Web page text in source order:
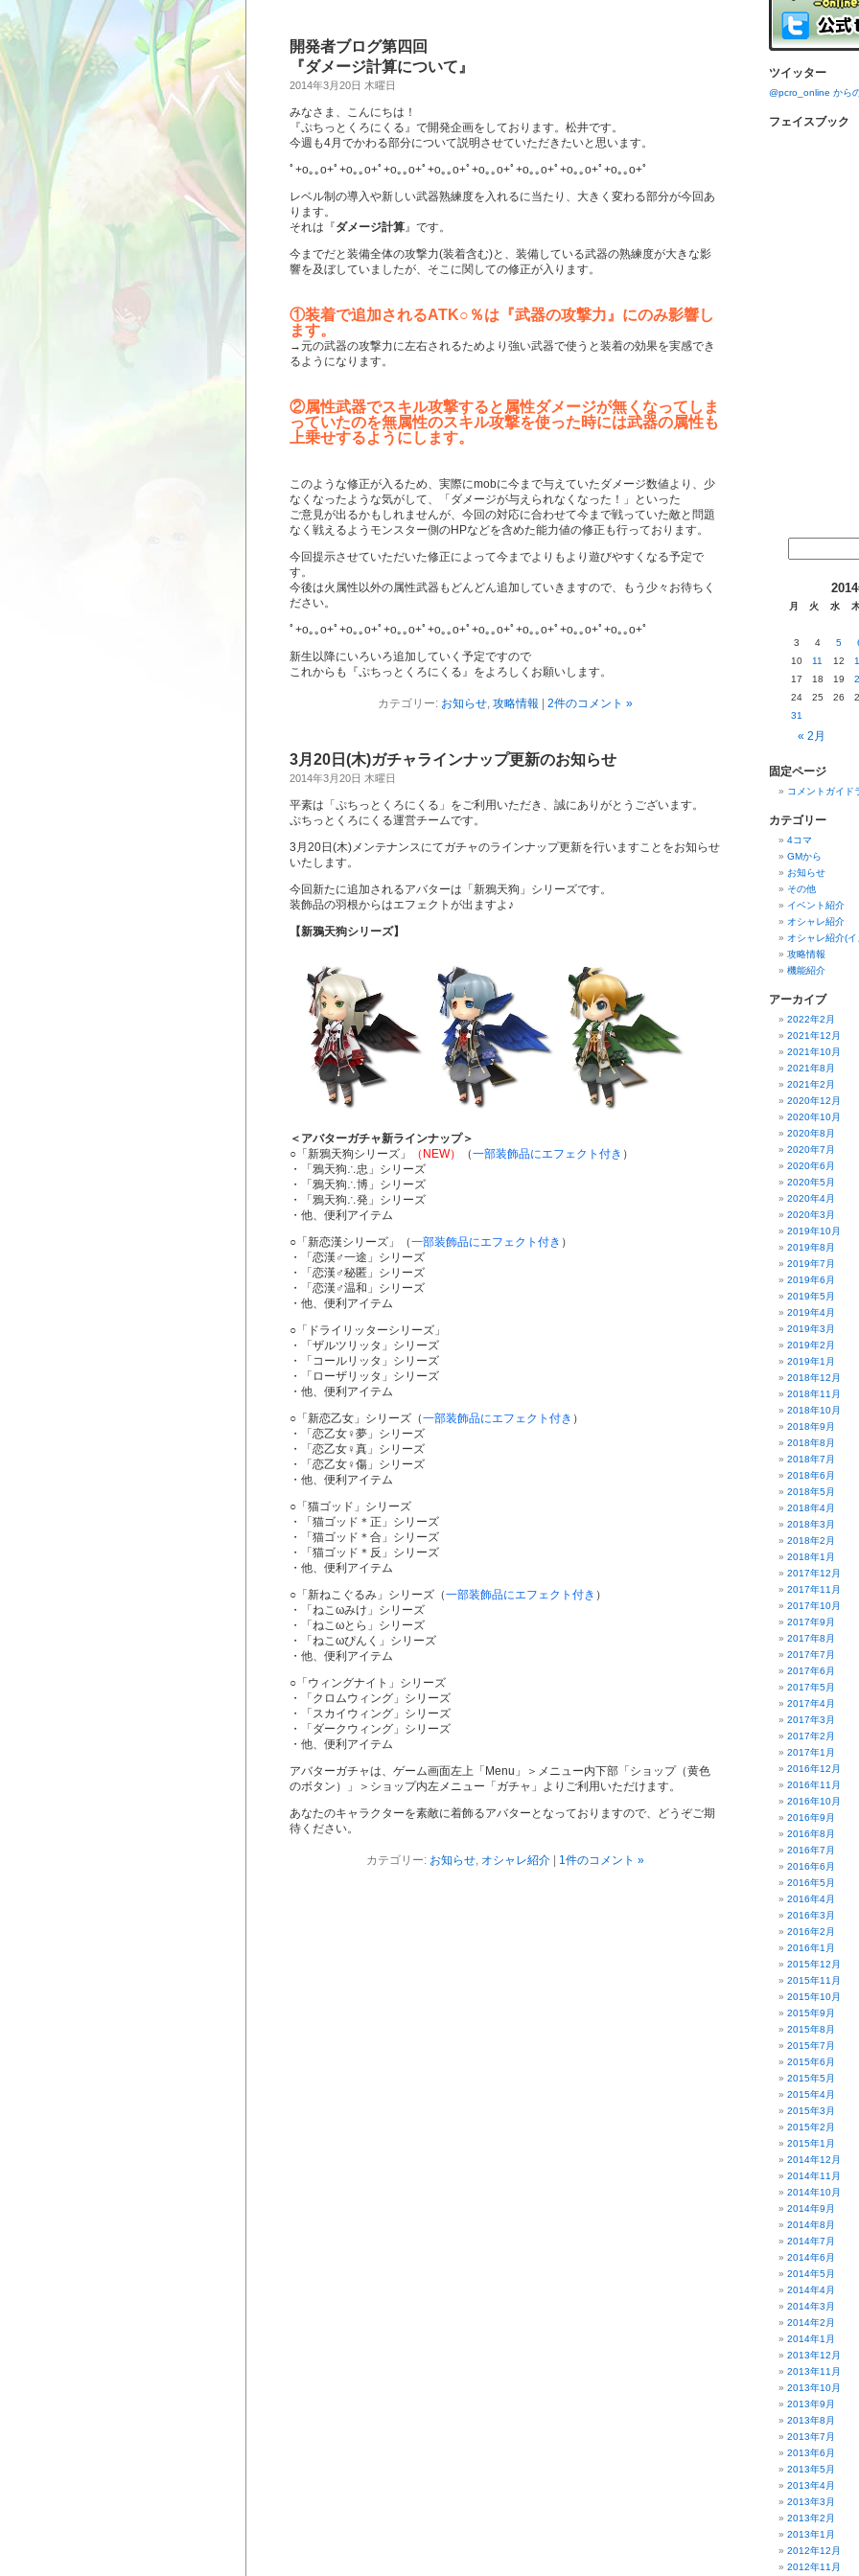
開発者ブログ第四回
『ダメージ計算について』
2014年3月20日 木曜日
みなさま、こんにちは！
『ぷちっとくろにくる』で開発企画をしております。松井です。
今週も4月でかわる部分について説明させていただきたいと思います。
ﾟ+o｡｡o+ﾟ+o｡｡o+ﾟ+o｡｡o+ﾟ+o｡｡o+ﾟ+o｡｡o+ﾟ+o｡｡o+ﾟ+o｡｡o+ﾟ+o｡｡o+ﾟ
レベル制の導入や新しい武器熟練度を入れるに当たり、大きく変わる部分が今回あ
ります。
それは『ダメージ計算』です。
今までだと装備全体の攻撃力(装着含む)と、装備している武器の熟練度が大きな影
響を及ぼしていましたが、そこに関しての修正が入ります。
①装着で追加されるATK○％は『武器の攻撃力』にのみ影響し
ます。
→元の武器の攻撃力に左右されるためより強い武器で使うと装着の効果を実感でき
るようになります。
②属性武器でスキル攻撃すると属性ダメージが無くなってしま
っていたのを無属性のスキル攻撃を使った時には武器の属性も
上乗せするようにします。
このような修正が入るため、実際にmobに今まで与えていたダメージ数値より、少
なくなったような気がして、「ダメージが与えられなくなった！」といった
ご意見が出るかもしれませんが、今回の対応に合わせて今まで戦っていた敵と問題
なく戦えるようモンスター側のHPなどを含めた能力値の修正も行っております。
今回提示させていただいた修正によって今までよりもより遊びやすくなる予定で
す。
今後は火属性以外の属性武器もどんどん追加していきますので、もう少々お待ちく
ださい。
ﾟ+o｡｡o+ﾟ+o｡｡o+ﾟ+o｡｡o+ﾟ+o｡｡o+ﾟ+o｡｡o+ﾟ+o｡｡o+ﾟ+o｡｡o+ﾟ+o｡｡o+ﾟ
新生以降にいろいろ追加していく予定ですので
これからも『ぷちっとくろにくる』をよろしくお願いします。
カテゴリー: お知らせ, 攻略情報 2件のコメント »
3月20日(木)ガチャラインナップ更新のお知らせ
2014年3月20日 木曜日
平素は「ぷちっとくろにくる」をご利用いただき、誠にありがとうございます。
ぷちっとくろにくる運営チームです。
3月20日(木)メンテナンスにてガチャのラインナップ更新を行いますことをお知らせ
いたします。
今回新たに追加されるアバターは「新鴉天狗」シリーズです。
装飾品の羽根からはエフェクトが出ますよ♪
【新鴉天狗シリーズ】
＜アバターガチャ新ラインナップ＞
○「新鴉天狗シリーズ」
（NEW） （一部装飾品にエフェクト付き ）
・「鴉天狗∴忠」シリーズ
・「鴉天狗∴博」シリーズ
・「鴉天狗∴発」シリーズ
・他、便利アイテム
○「新恋漢シリーズ」（一部装飾品にエフェクト付き ）
・「恋漢♂一途」シリーズ
・「恋漢♂秘匿」シリーズ
・「恋漢♂温和」シリーズ
・他、便利アイテム
○「ドライリッターシリーズ」
・「ザルツリッタ」シリーズ
・「コールリッタ」シリーズ
・「ローザリッタ」シリーズ
・他、便利アイテム
○「新恋乙女」シリーズ（一部装飾品にエフェクト付き ）
・「恋乙女♀夢」シリーズ
・「恋乙女♀真」シリーズ
・「恋乙女♀傷」シリーズ
・他、便利アイテム
○「猫ゴッド」シリーズ
・「猫ゴッド＊正」シリーズ
・「猫ゴッド＊合」シリーズ
・「猫ゴッド＊反」シリーズ
・他、便利アイテム
○「新ねこぐるみ」シリーズ（一部装飾品にエフェクト付き ）
・「ねこωみけ」シリーズ
・「ねこωとら」シリーズ
・「ねこωぴんく」シリーズ
・他、便利アイテム
○「ウィングナイト」シリーズ
・「クロムウィング」シリーズ
・「スカイウィング」シリーズ
・「ダークウィング」シリーズ
・他、便利アイテム
アバターガチャは、ゲーム画面左上「Menu」＞メニュー内下部「ショップ（黄色
のボタン）」＞ショップ内左メニュー「ガチャ」よりご利用いただけます。
あなたのキャラクターを素敵に着飾るアバターとなっておりますので、どうぞご期
待ください。
カテゴリー: お知らせ, オシャレ紹介 1件のコメント »
ツイッター
@pcro_online から
フェイスブック
月 火 水
« 2月
3
4 5
10
11 12
17
18 19
24
25 26
31
固定ページ
コメントガイド
カテゴリー
4コマ
GMから
お知らせ
その他
イベント紹介
オシャレ紹介
オシャレ紹介(
攻略情報
機能紹介
アーカイブ
2022年2月
2021年12月
2021年10月
2021年8月
2021年2月
2020年12月
2020年10月
2020年8月
2020年7月
2020年6月
2020年5月
2020年4月
2020年3月
2019年10月
2019年8月
2019年7月
2019年6月
2019年5月
2019年4月
2019年3月
2019年2月
2019年1月
2018年12月
2018年11月
2018年10月
2018年9月
2018年8月
2018年7月
2018年6月
2018年5月
2018年4月
2018年3月
2018年2月
2018年1月
2017年12月
2017年11月
2017年10月
2017年9月
2017年8月
2017年7月
2017年6月
2017年5月
2017年4月
2017年3月
2017年2月
2017年1月
2016年12月
2016年11月
2016年10月
2016年9月
2016年8月
2016年7月
2016年6月
2016年5月
2016年4月
2016年3月
2016年2月
2016年1月
2015年12月
2015年11月
2015年10月
2015年9月
2015年8月
2015年7月
2015年6月
2015年5月
2015年4月
2015年3月
2015年2月
2015年1月
2014年12月
2014年11月
2014年10月
2014年9月
2014年8月
2014年7月
2014年6月
2014年5月
2014年4月
2014年3月
2014年2月
2014年1月
2013年12月
2013年11月
2013年10月
2013年9月
2013年8月
2013年7月
2013年6月
2013年5月
2013年4月
2013年3月
2013年2月
2013年1月
2012年12月
2012年11月